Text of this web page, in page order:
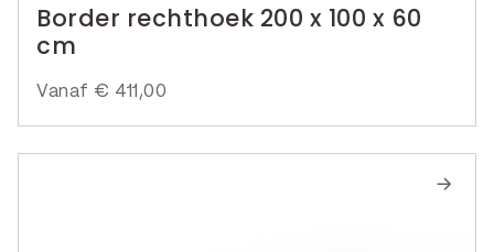
Border rechthoek 200 x 100 x 60
cm
Vanaf € 411,00